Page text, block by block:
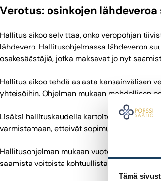
Tämä
Verotus: osinkojen
Hallitus aikoo selvittää, onko veropohjan
lähdevero. Hallitusohjelmassa lähdeveron
osakesäästäjiä, jotka maksavat jo nyt
Hallitus aikoo tehdä asiasta kansainvälisen
yhteisöihin. Ohjelman mukaan mahdollisen
Lisäksi hallituskaudella kartoitetaan
varmistamaan, etteivät sopimukset rajoita
Hallitusohjelman mukaan vuoteen 2022
saamista voitoista kohtuullista veroa.